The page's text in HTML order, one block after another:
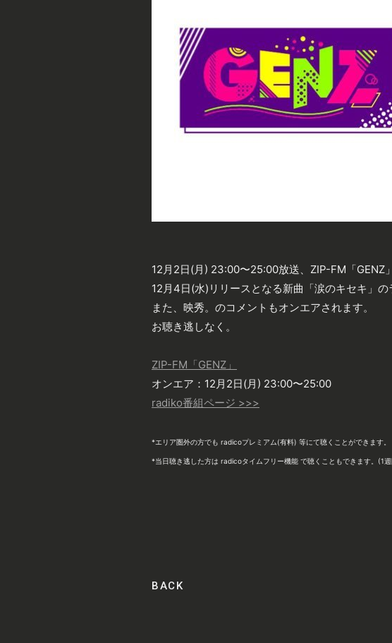
12月2日(月) 23:00〜25:00放送、ZIP-FM「GENZ
12月4日(水)リリースとなる新曲「涙のキセキ」
また、映秀。のコメントもオンエアされます。
お聴き逃しなく。
ZIP-FM「GENZ」
オンエア：12月2日(月) 23:00〜25:00
radiko番組ページ >>>
*エリア圏外の方でも radicoプレミアム(有料) 等にて聴くことができます。
*当日聴き逃した方は radicoタイムフリー機能 で聴くこともできます。(1
BACK